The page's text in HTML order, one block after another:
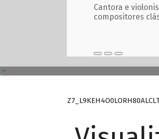
Cantora e
compositores